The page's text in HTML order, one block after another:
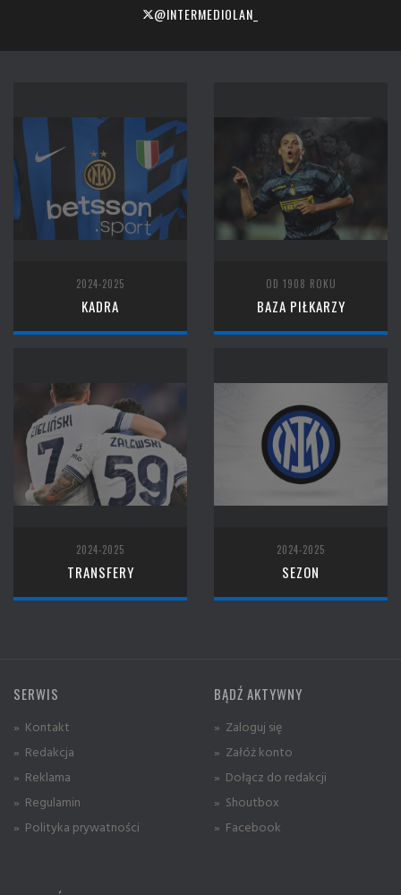
@INTERMEDIOLAN_
2024-2025
KADRA
OD 1908 ROKU
BAZA PIŁKARZY
2024-2025
TRANSFERY
2024-2025
SEZON
SERWIS
» Kontakt
» Redakcja
» Reklama
» Regulamin
» Polityka prywatności
BĄDŹ AKTYWNY
» Zaloguj się
» Załóż konto
» Dołącz do redakcji
» Shoutbox
» Facebook